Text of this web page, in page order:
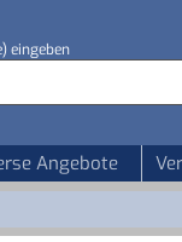
eingeben
Angebote